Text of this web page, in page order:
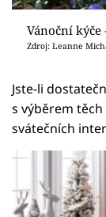
Vánoční kýče
Zdroj: Leanne
Jste-li
s výběrem
svátečních